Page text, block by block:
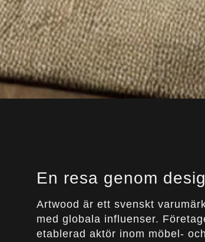
En resa genom
Artwood är ett svenskt
med globala influenser.
etablerad aktör inom möbel-